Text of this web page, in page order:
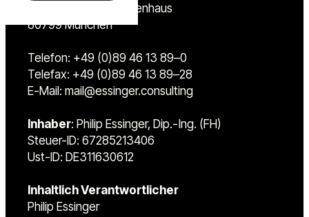
Amalienstr. 77 @Gartenhaus
80799 München
Telefon: +49 (0)89 46 13 89–0
Telefax: +49 (0)89 46 13 89–28
E-Mail: mail@essinger.consulting
Inhaber: Philip Essinger, Dip.-Ing. (FH)
Steuer-ID: 67285213406
Ust-ID: DE311630612
Inhaltlich Verantwortlicher
Philip Essinger